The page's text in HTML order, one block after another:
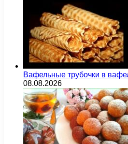
Вафельные трубочки в
08.08.2026